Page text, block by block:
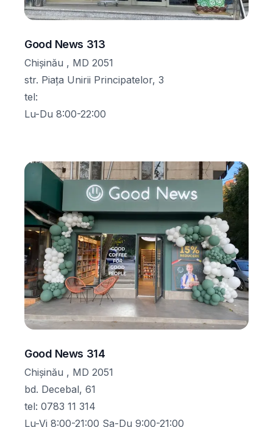
Good News 313
Chișinău , MD 2051
str. Piața Unirii Principatelor, 3
tel:
Lu-Du 8:00-22:00
Good News 314
Chișinău , MD 2051
bd. Decebal, 61
tel: 0783 11 314
Lu-Vi 8:00-21:00 Sa-Du 9:00-21:00